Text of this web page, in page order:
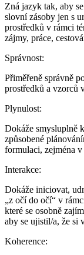
Zná jazyk tak, aby
slovní zásoby jen s
prostředků v rámci
zájmy, práce,
Správnost:
Přiměřeně správně
prostředků a vzorců
Plynulost:
Dokáže smysluplně
způsobené
formulaci, zejména v
Interakce:
Dokáže iniciovat,
„z očí do očí“ v
které se osobně
aby se ujistil/a, že si
Koherence: